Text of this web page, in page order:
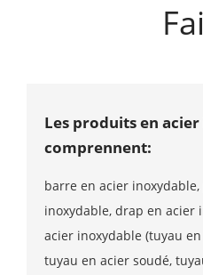
Les produits en
comprennent:
barre en acier
inoxydable, drap en acier
acier inoxydable (tuyau
tuyau en acier soudé,